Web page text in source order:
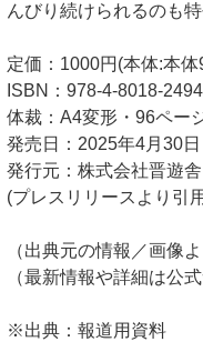
んびり続けられるのも
定価：1000円(本体:本
ISBN：978-4-8018-
体裁：A4変形・96ペー
発売日：2025年4月30日
発行元：株式会社晋遊舎
(プレスリリースより引
（出典元の情報／画像
（最新情報や詳細は公
※出典：報道用資料